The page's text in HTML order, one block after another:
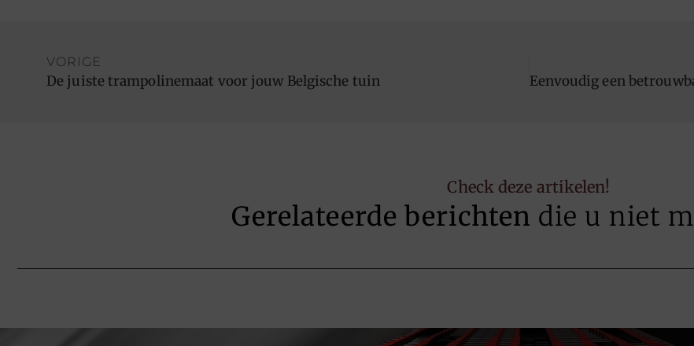
VORIGE
De juiste trampolinemaat voor jouw Belgische tuin
Check deze artikelen!
Gerelateerde berichten die u niet